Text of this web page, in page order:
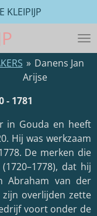
KLEIPIJP
» Danens Jan
Arijse
- 1781
in Gouda en heeft
Hij was werkzaam
De merken die
dat hij
Abraham van der
zijn overlijden zette
voort onder de